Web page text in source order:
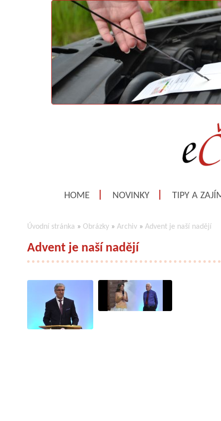
HOME NOVINKY TIPY A
Úvodní stránka » Obrázky » Archiv » Advent je naší nadějí
Advent je naší nadějí